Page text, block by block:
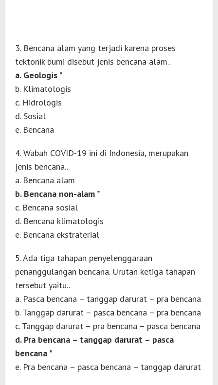
3. Bencana alam yang terjadi karena proses
tektonik bumi disebut jenis bencana alam..
a. Geologis *
b. Klimatologis
c. Hidrologis
d. Sosial
e. Bencana
4. Wabah COVID-19 ini di Indonesia, merupakan
jenis bencana..
a. Bencana alam
b. Bencana non-alam *
c. Bencana sosial
d. Bencana klimatologis
e. Bencana ekstraterial
5. Ada tiga tahapan penyelenggaraan
penanggulangan bencana. Urutan ketiga tahapan
tersebut yaitu..
a. Pasca bencana – tanggap darurat – pra bencana
b. Tanggap darurat – pasca bencana – pra bencana
c. Tanggap darurat – pra bencana – pasca bencana
d. Pra bencana – tanggap darurat – pasca
bencana *
e. Pra bencana – pasca bencana – tanggap darurat